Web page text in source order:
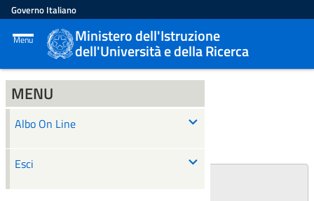
Governo Italiano
Menu Ministero dell'Istruzione
dell'Università e della Ricerca
MENU
Albo On Line
Esci
ALBO ON LINE
Ricerca